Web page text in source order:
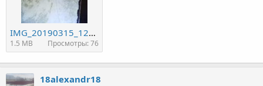
IMG_20190315_124725.jpg
1.5 MB Просмотры: 76
18alexandr18